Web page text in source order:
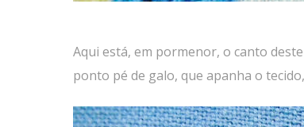
Aqui está, em pormenor, o canto
ponto pé de galo, que apanha o